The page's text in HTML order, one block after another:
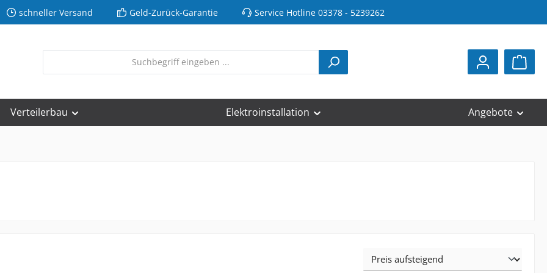
schneller Versand Geld-Zurück-Garantie Service Hotline 03378 - 5239262
Verteilerbau Elektroinstallation Angebote